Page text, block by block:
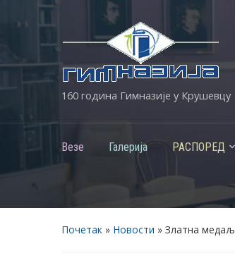
160 година Гимназије у Крушевцу
Везе Галерија РАСПОРЕД
Почетак » Новости » Златна